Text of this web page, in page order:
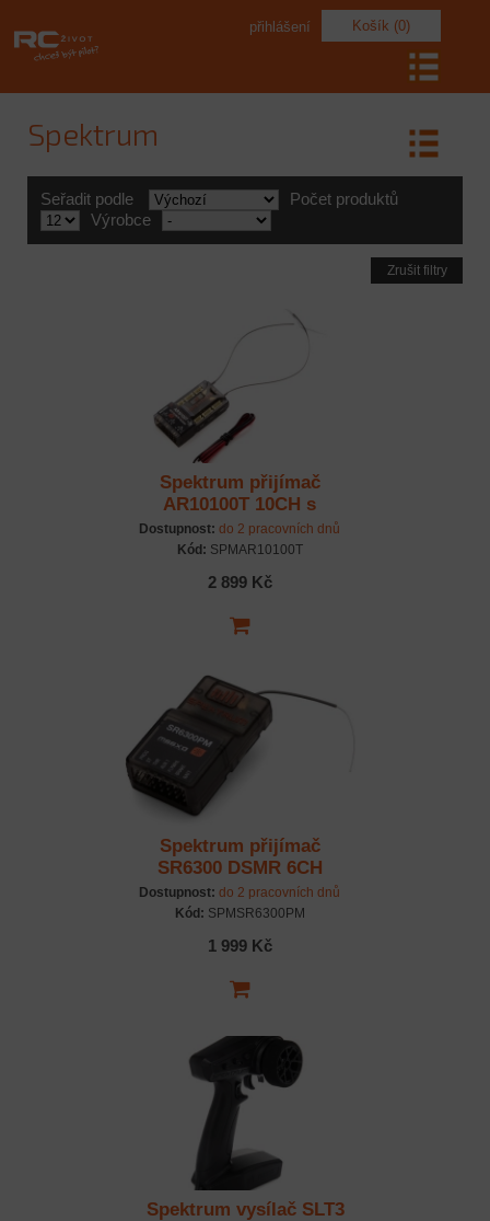
Košík (0)
přihlášení
Spektrum
Seřadit podle
Počet produktů
Výrobce
Zrušit filtry
Spektrum přijímač
AR10100T 10CH s
telemetrií
Dostupnost: do 2 pracovních dnů
Kód: SPMAR10100T
2 899 Kč
Spektrum přijímač
SR6300 DSMR 6CH
ProMoto
Dostupnost: do 2 pracovních dnů
Kód: SPMSR6300PM
1 999 Kč
Spektrum vysílač SLT3